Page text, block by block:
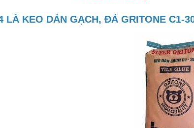
LÀ KEO DÁN GẠCH, ĐÁ GRITONE C1-